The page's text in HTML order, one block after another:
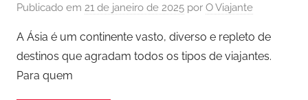
Publicado em 21 de janeiro de 2025 por O Viajante
A Ásia é um continente vasto, diverso e repleto de
destinos que agradam todos os tipos de viajantes.
Para quem